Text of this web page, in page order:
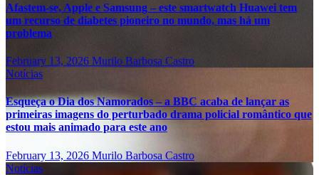
Afastem-se, Apple e Samsung – este smartwatch Huawei tem
um recurso de diabetes pioneiro no mundo, mas há um
problema
February 13, 2026 Murilo Barbosa Castro
Notícias
Esqueça o Dia dos Namorados – a BBC acaba de lançar as
primeiras imagens do perturbado drama policial romântico que
estou mais animado para este ano
February 13, 2026 Murilo Barbosa Castro
Notícias